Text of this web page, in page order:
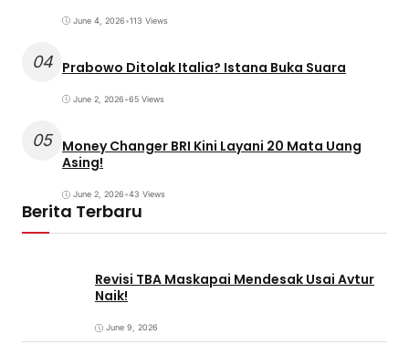
June 4, 2026•113 Views
04 Prabowo Ditolak Italia? Istana Buka Suara
June 2, 2026•65 Views
05 Money Changer BRI Kini Layani 20 Mata Uang
Asing!
June 2, 2026•43 Views
Berita Terbaru
Revisi TBA Maskapai Mendesak Usai Avtur
Naik!
June 9, 2026